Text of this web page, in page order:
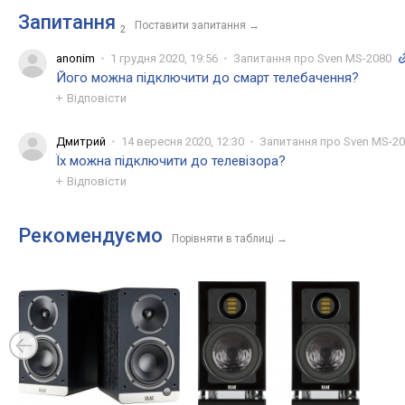
Запитання 2 Поставити запитання →
anonim 1 грудня 2020, 19:56 Запитання про Sven MS-2080
Його можна підключити до смарт телебачення?
Відповісти
Дмитрий 14 вересня 2020, 12:30 Запитання про Sven MS-
Їх можна підключити до телевізора?
Відповісти
Рекомендуємо Порівняти в таблиці →